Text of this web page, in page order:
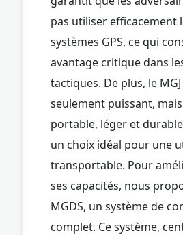
pas utiliser efficacement
systèmes GPS, ce qui
avantage critique dans
tactiques. De plus, le
seulement puissant,
portable, léger et
un choix idéal pour une
transportable. Pour
ses capacités, nous
MGDS, un système de
complet. Ce système,